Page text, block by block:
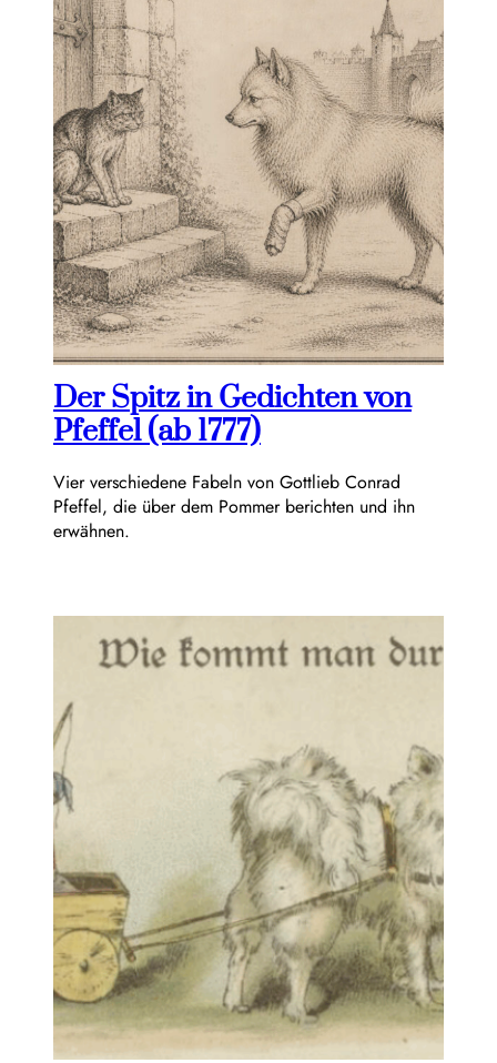
Der Spitz in Gedichten von
Pfeffel (ab 1777)
Vier verschiedene Fabeln von Gottlieb Conrad
Pfeffel, die über dem Pommer berichten und ihn
erwähnen.